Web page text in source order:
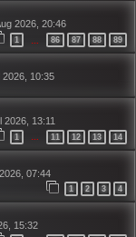
2026, 20:46
1 86 87 88 89
2026, 10:35
2026, 13:11
1 … 11 12 13 14
07:44
1 2 3 4
15:32